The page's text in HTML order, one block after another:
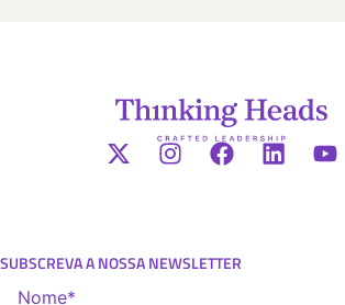
SUBSCREVA A NOSSA NEWSLETTER